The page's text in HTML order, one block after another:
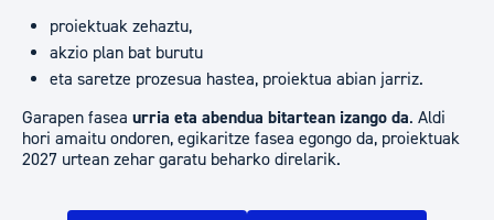
proiektuak zehaztu,
akzio plan bat burutu
eta saretze prozesua hastea, proiektua abian jarriz.
Garapen fasea urria eta abendua bitartean izango da. Aldi
hori amaitu ondoren, egikaritze fasea egongo da, proiektuak
2027 urtean zehar garatu beharko direlarik.